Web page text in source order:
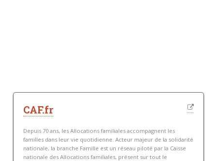
CAF.fr
Depuis 70 ans, les Allocations familiales accompagnent les
familles dans leur vie quotidienne. Acteur majeur de la solidarité
nationale, la branche Famille est un réseau piloté par la Caisse
nationale des Allocations familiales, présent sur tout le